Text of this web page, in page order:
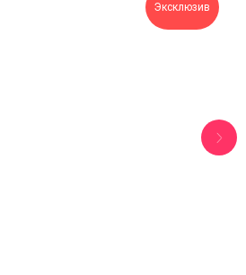
Эксклюзив